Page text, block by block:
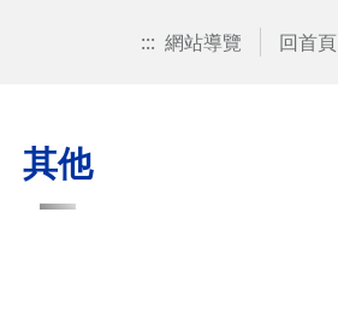
::: 網站導覽 回首頁
其他